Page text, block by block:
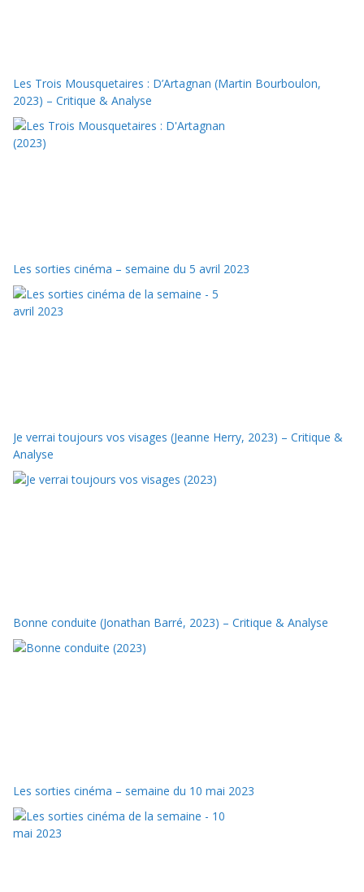
Les Trois Mousquetaires : D’Artagnan (Martin Bourboulon,
2023) – Critique & Analyse
Les sorties cinéma – semaine du 5 avril 2023
Je verrai toujours vos visages (Jeanne Herry, 2023) – Critique &
Analyse
Bonne conduite (Jonathan Barré, 2023) – Critique & Analyse
Les sorties cinéma – semaine du 10 mai 2023